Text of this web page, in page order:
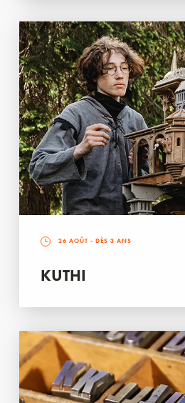
26 AOÛT - DÈS 3 ANS
KUTHI